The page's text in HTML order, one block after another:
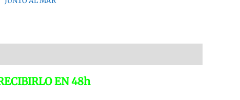
ATLANTIC
LIMITED
PIEZAS
EN 48h